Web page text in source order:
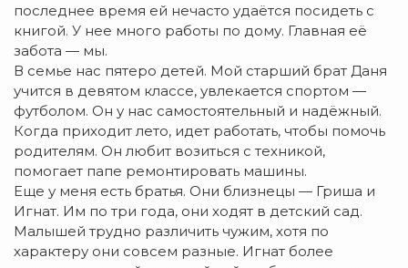
последнее время ей нечасто удаётся посидеть с
книгой. У нее много работы по дому. Главная её
забота — мы.
В семье нас пятеро детей. Мой старший брат Даня
учится в девятом классе, увлекается спортом —
футболом. Он у нас самостоятельный и надёжный.
Когда приходит лето, идет работать, чтобы помочь
родителям. Он любит возиться с техникой,
помогает папе ремонтировать машины.
Еще у меня есть братья. Они близнецы — Гриша и
Игнат. Им по три года, они ходят в детский сад.
Малышей трудно различить чужим, хотя по
характеру они совсем разные. Игнат более